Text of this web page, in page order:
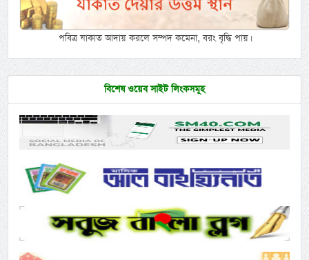
পবিত্র যাকাত আদায় করলে সম্পদ কমেনা, বরং বৃদ্ধি পায়।
বিশেষ ওয়েব সাইট লিংকসমূহ